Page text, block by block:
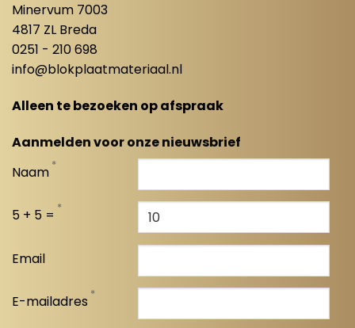
Minervum 7003
4817 ZL Breda
0251 - 210 698
info@blokplaatmateriaal.nl
Alleen te bezoeken op afspraak
Aanmelden voor onze nieuwsbrief
Naam *
5 + 5 = *
Email
E-mailadres *